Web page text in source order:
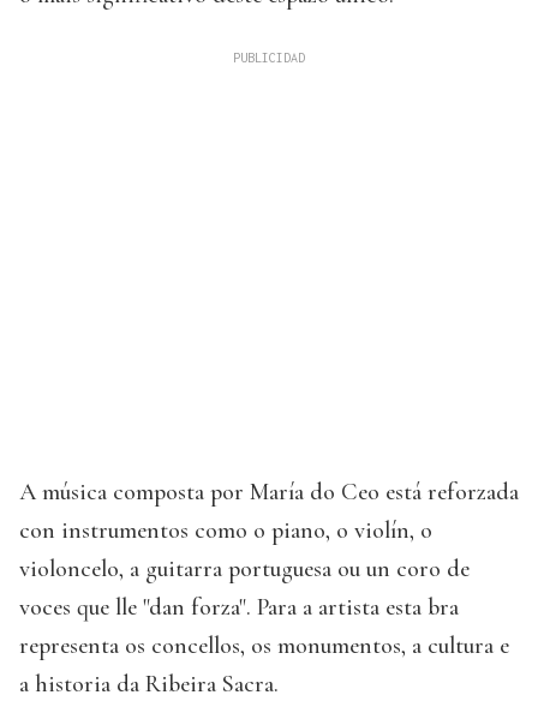
A música composta por María do Ceo está reforzada
con instrumentos como o piano, o violín, o
violoncelo, a guitarra portuguesa ou un coro de
voces que lle "dan forza". Para a artista esta bra
representa os concellos, os monumentos, a cultura e
a historia da Ribeira Sacra.